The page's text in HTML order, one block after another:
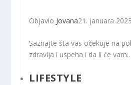
Objavio Jovana21. januara
Saznajte šta vas očekuje na
zdravlja i uspeha i da li će
LIFESTYLE